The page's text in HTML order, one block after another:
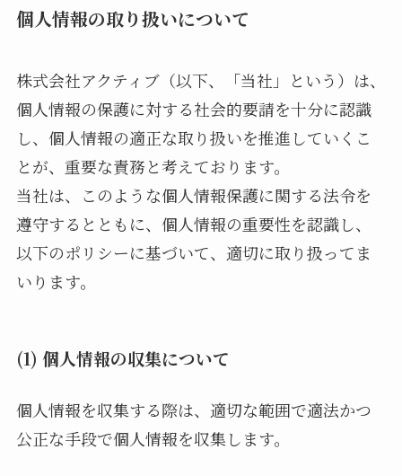
個人情報の取り扱いについて
株式会社アクティブ（以下、「当社」という）は、
個人情報の保護に対する社会的要請を十分に認識
し、個人情報の適正な取り扱いを推進していくこ
とが、重要な責務と考えております。
当社は、このような個人情報保護に関する法令を
遵守するとともに、個人情報の重要性を認識し、
以下のポリシーに基づいて、適切に取り扱ってま
いります。
(1) 個人情報の収集について
個人情報を収集する際は、適切な範囲で適法かつ
公正な手段で個人情報を収集します。